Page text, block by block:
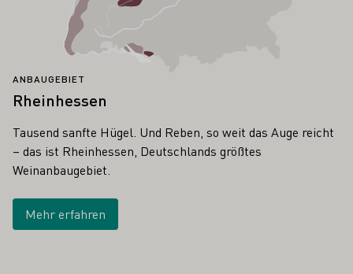
ANBAUGEBIET
Rheinhessen
Tausend sanfte Hügel. Und Reben, so weit das Auge reicht
– das ist Rheinhessen, Deutschlands größtes
Weinanbaugebiet.
Mehr erfahren